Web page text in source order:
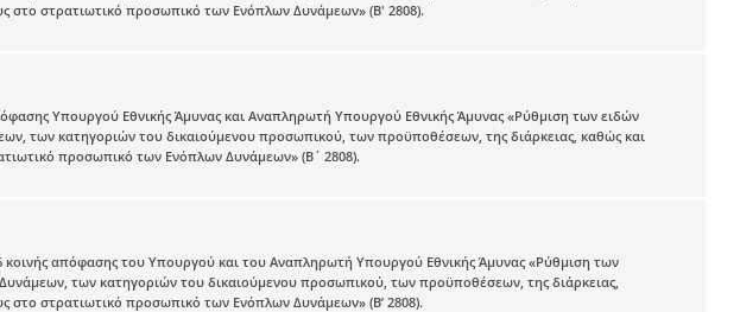
στο στρατιωτικό προσωπικό των Ενόπλων Δυνάμεων» (Β' 2808).
Υπουργού Εθνικής Άμυνας και Αναπληρωτή Υπουργού Εθνικής Άμυνας «Ρύθμιση των ειδών
των κατηγοριών του δικαιούμενου προσωπικού, των προϋποθέσεων, της διάρκειας, καθώς και
προσωπικό των Ενόπλων Δυνάμεων» (Β΄ 2808).
κοινής απόφασης του Υπουργού και του Αναπληρωτή Υπουργού Εθνικής Άμυνας «Ρύθμιση των
των κατηγοριών του δικαιούμενου προσωπικού, των προϋποθέσεων, της διάρκειας,
στο στρατιωτικό προσωπικό των Ενόπλων Δυνάμεων» (Β’ 2808).